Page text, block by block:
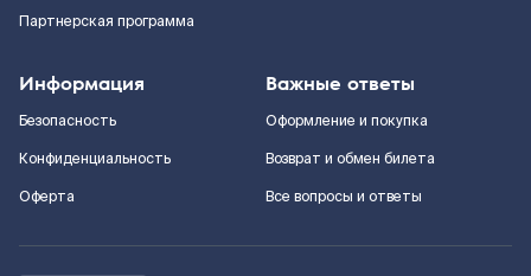
Партнерская программа
Информация
Безопасность
Конфиденциальность
Оферта
Важные ответы
Оформление и покупка
Возврат и обмен билета
Все вопросы и ответы